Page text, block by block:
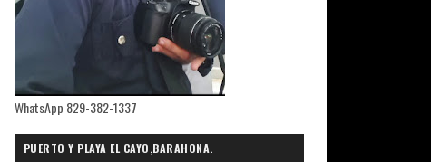
WhatsApp 829-382-1337
PUERTO Y PLAYA EL CAYO,BARAHONA.